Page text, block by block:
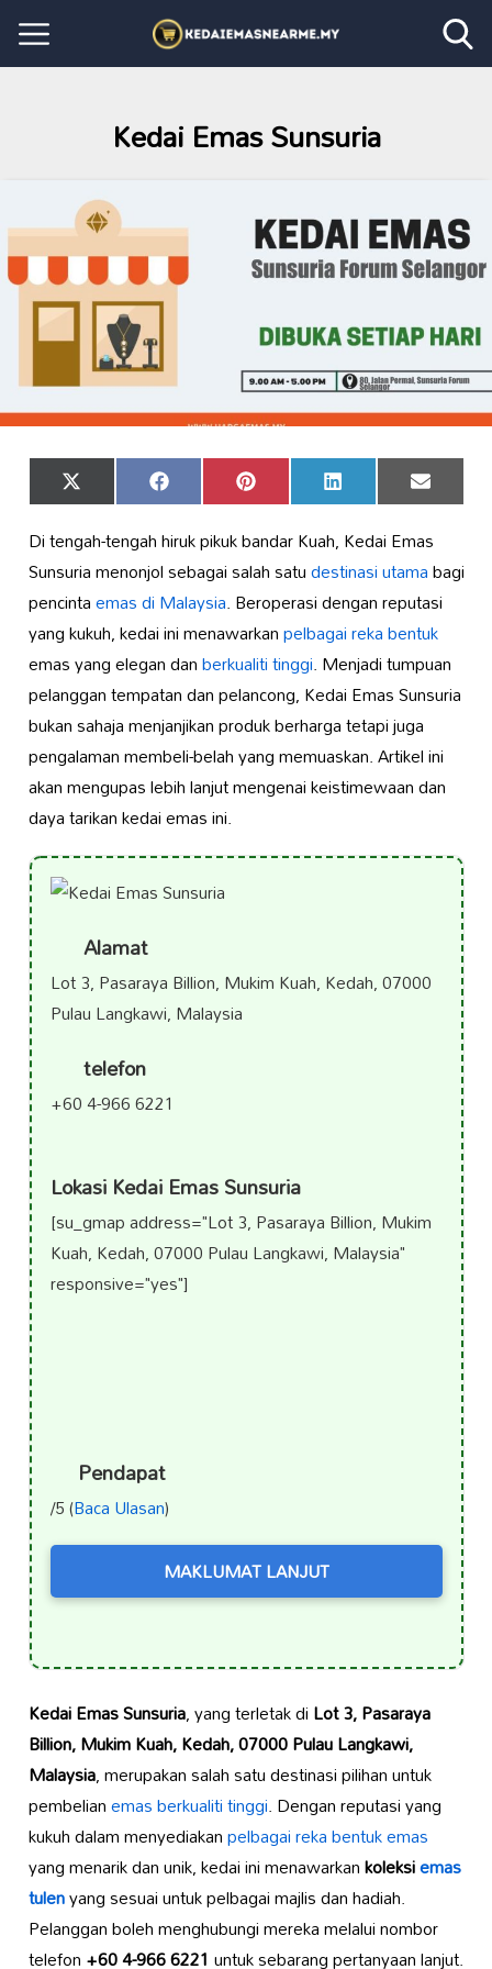
Kedai Emas Sunsuria
Share
on
X
(Twitter)
Share
on
Facebook Share
on
Pinterest Share
on
LinkedIn Share
on
Email
Di tengah-tengah hiruk pikuk bandar Kuah, Kedai Emas
Sunsuria menonjol sebagai salah satudestinasi utamabagi
pencintaemas di Malaysia. Beroperasi dengan reputasi
yang kukuh, kedai ini menawarkanpelbagai reka bentuk
emas yang elegan danberkualiti tinggi. Menjadi tumpuan
pelanggan tempatan dan pelancong, Kedai Emas Sunsuria
bukan sahaja menjanjikan produk berharga tetapi juga
pengalaman membeli-belah yang memuaskan. Artikel ini
akan mengupas lebih lanjut mengenai keistimewaan dan
daya tarikan kedai emas ini.
Alamat
Lot 3, Pasaraya Billion, Mukim Kuah, Kedah, 07000
Pulau Langkawi, Malaysia
telefon
+60 4-966 6221
Lokasi Kedai Emas Sunsuria
[su_gmap address="Lot 3, Pasaraya Billion, Mukim
Kuah, Kedah, 07000 Pulau Langkawi, Malaysia"
responsive="yes"]
Pendapat
/5 (Baca Ulasan)
MAKLUMAT LANJUT
Kedai Emas Sunsuria, yang terletak diLot 3, Pasaraya
Billion, Mukim Kuah, Kedah, 07000 Pulau Langkawi,
Malaysia, merupakan salah satu destinasi pilihan untuk
pembelianemas berkualiti tinggi. Dengan reputasi yang
kukuh dalam menyediakanpelbagai reka bentuk emas
yang menarik dan unik, kedai ini menawarkankoleksiemas
tulenyang sesuai untuk pelbagai majlis dan hadiah.
Pelanggan boleh menghubungi mereka melalui nombor
telefon+60 4-966 6221 untuk sebarang pertanyaan lanjut.